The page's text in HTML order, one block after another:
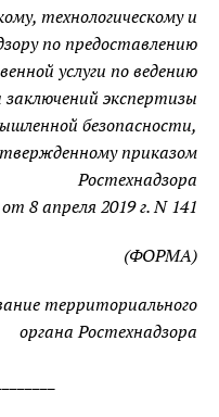
технологическому и
по предоставлению
услуги по ведению
заключений экспертизы
безопасности,
приказом
Ростехнадзора
от 8 апреля 2019 г. N 141
(ФОРМА)
территориального
органа Ростехнадзора